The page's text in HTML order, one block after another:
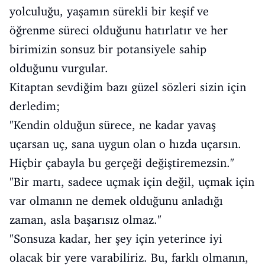
yolculuğu, yaşamın sürekli bir keşif ve
öğrenme süreci olduğunu hatırlatır ve her
birimizin sonsuz bir potansiyele sahip
olduğunu vurgular.
Kitaptan sevdiğim bazı güzel sözleri sizin için
derledim;
"Kendin olduğun sürece, ne kadar yavaş
uçarsan uç, sana uygun olan o hızda uçarsın.
Hiçbir çabayla bu gerçeği değiştiremezsin."
"Bir martı, sadece uçmak için değil, uçmak için
var olmanın ne demek olduğunu anladığı
zaman, asla başarısız olmaz."
"Sonsuza kadar, her şey için yeterince iyi
olacak bir yere varabiliriz. Bu, farklı olmanın,